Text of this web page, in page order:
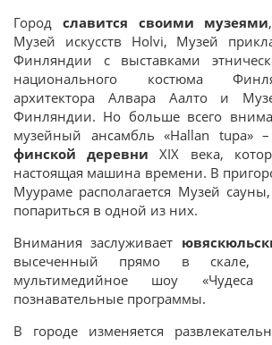
Город славится своими музеями
Музей искусств Holvi, Музей
Финляндии с выставками
национального костюма
архитектора Алвара Аалто и
Финляндии. Но больше всего
музейный ансамбль «Hallan tupa» –
финской деревни ХІХ века,
настоящая машина времени. В
Муураме располагается Музей
попариться в одной из них.
Внимания заслуживает
высеченный прямо в скале,
мультимедийное шоу «Чудеса
познавательные программы.
В городе изменяется